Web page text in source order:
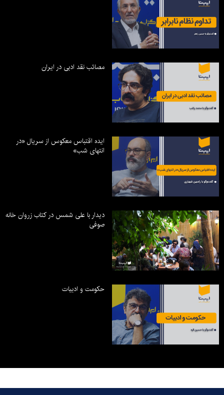
مصائب نقد ادبی در ایران
ایده اقتباس معکوس از سریال «در
انتهای شب»
دیدار با علی شمس در کتاب زروان خانه
صوفی
حکومت و ادبیات